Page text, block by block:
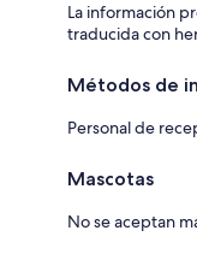
La información
traducida con
Métodos de
Personal de
Mascotas
No se aceptan